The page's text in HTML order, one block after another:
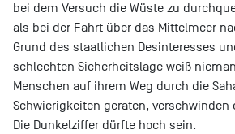
bei dem Versuch die Wüste zu
als bei der Fahrt über das Mittelmeer
Grund des staatlichen Desinteresses
schlechten Sicherheitslage weiß
Menschen auf ihrem Weg durch die
Schwierigkeiten geraten, verschwinden
Die Dunkelziffer dürfte hoch sein.